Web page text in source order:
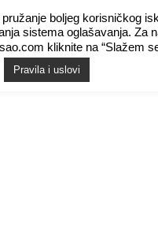
boljeg korisničkog
sistema oglašavanja. Za
kliknite na “Slažem
Pravila i uslovi